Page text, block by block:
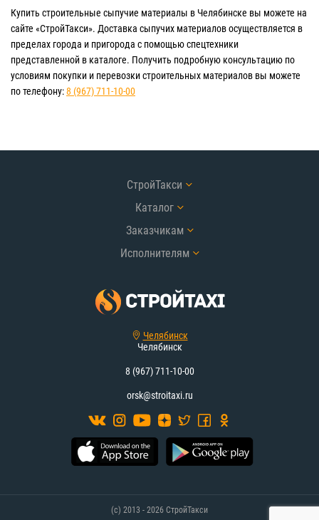
Купить строительные сыпучие материалы в Челябинске вы можете на
сайте «СтройТакси». Доставка сыпучих материалов осуществляется в
пределах города и пригорода с помощью спецтехники
представленной в каталоге. Получить подробную консультацию по
условиям покупки и перевозки строительных материалов вы можете
по телефону:8 (967) 711-10-00
СтройТакси
Каталог
Заказчикам
Исполнителям
Челябинск
Челябинск
8 (967) 711-10-00
orsk@stroitaxi.ru
(с) 2013 - 2026 СтройТакси